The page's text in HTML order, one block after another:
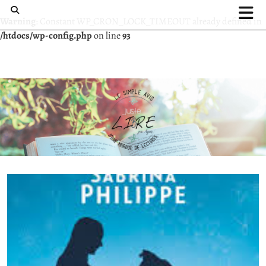
: Constant WP_CRON_LOCK_TIMEOUT already defined in
/htdocs/wp-config.phpon line93